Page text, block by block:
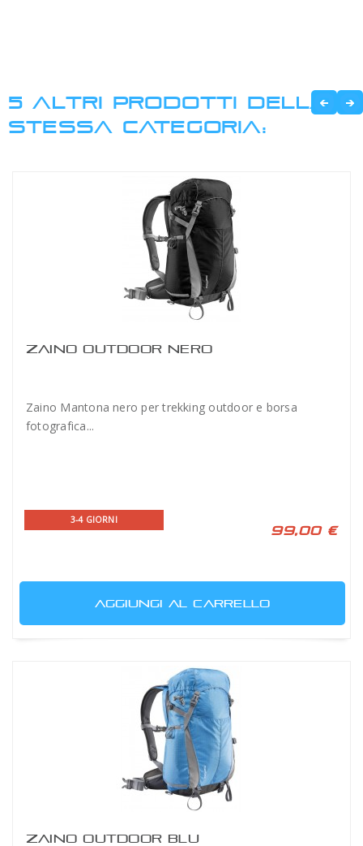
5 ALTRI PRODOTTI DELLA
STESSA CATEGORIA:
ZAINO OUTDOOR NERO
Zaino Mantona nero per trekking outdoor e borsa
fotografica...
3-4 GIORNI
99,00 €
AGGIUNGI AL CARRELLO
ZAINO OUTDOOR BLU